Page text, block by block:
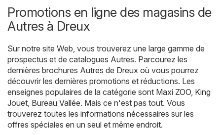
Promotions en ligne des magasins de
Autres à Dreux
Sur notre site Web, vous trouverez une large gamme de
prospectus et de catalogues Autres. Parcourez les
dernières brochures Autres de Dreux où vous pourrez
découvrir les dernières promotions et réductions. Les
enseignes populaires de la catégorie sont Maxi ZOO, King
Jouet, Bureau Vallée. Mais ce n'est pas tout. Vous
trouverez toutes les informations nécessaires sur les
offres spéciales en un seul et même endroit.